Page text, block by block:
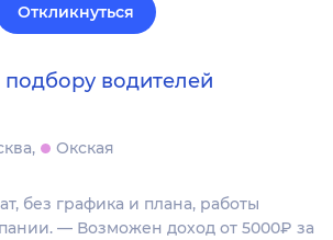
Откликнуться
водителей
Окская
без графика и плана, работы
— Возможен доход от 5000₽ за